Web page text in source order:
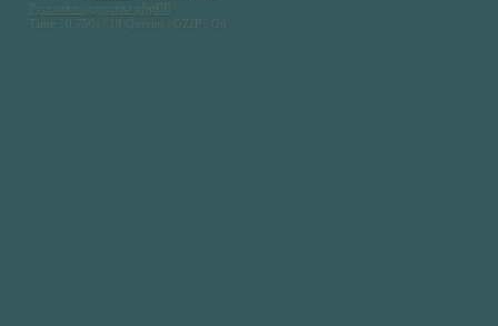
Time : 0.750s | 19 Queries | GZIP : On